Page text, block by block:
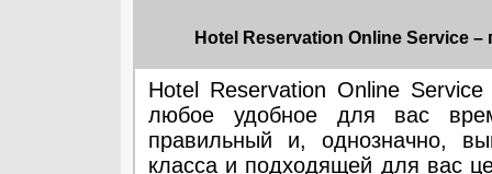
Hotel Reservation Online Service
Hotel Reservation Online
любое удобное для вас
правильный и, однозначно,
класса и подходящей для вас